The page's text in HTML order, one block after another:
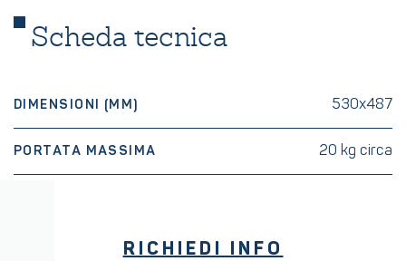
Scheda tecnica
DIMENSIONI (MM) 530x487
PORTATA MASSIMA 20 kg circa
RICHIEDI INFO